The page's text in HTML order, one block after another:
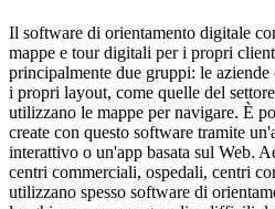
Il software di orientamento digitale
mappe e tour digitali per i propri
principalmente due gruppi: le
i propri layout, come quelle del
utilizzano le mappe per navigare. È
create con questo software tramite
interattivo o un'app basata sul Web.
centri commerciali, ospedali, centri
utilizzano spesso software di